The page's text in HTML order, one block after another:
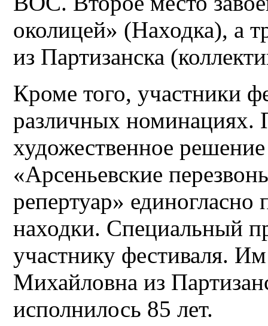
околицей» (Находка), а
из Партизанска
Кроме того, участники
различных номинациях.
художественное
«Арсеньевские
репертуар»
находки. Специальный
участнику фестиваля.
Михайловна из
исполнилось 85 лет.